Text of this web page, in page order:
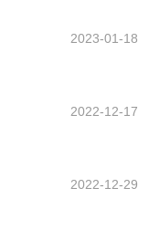
2023-01-18
2022-12-17
2022-12-29